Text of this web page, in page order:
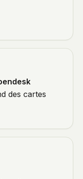
des cartes